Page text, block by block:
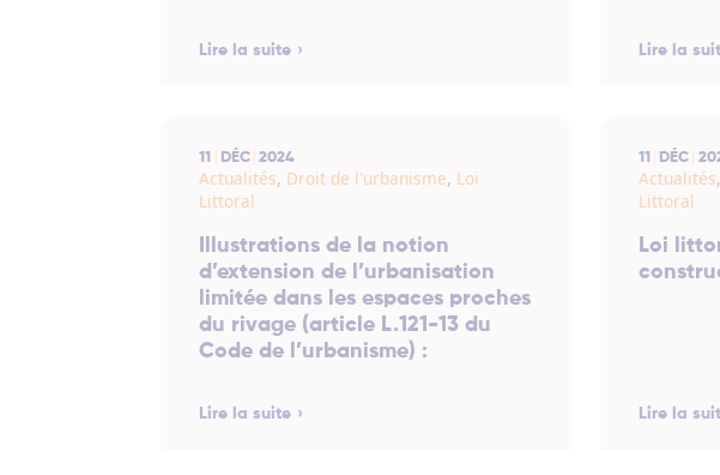
Lire la suite Lire la
11 DÉC 2024
Actualités, Droit de l'urbanisme, Loi
Littoral
Illustrations de la notion
d’extension de l’urbanisation
limitée dans les espaces proches
du rivage (article L.121-13 du
Code de l’urbanisme) :
Lire la suite
11 DÉC
Actualités,
Littoral
Loi
Lire la